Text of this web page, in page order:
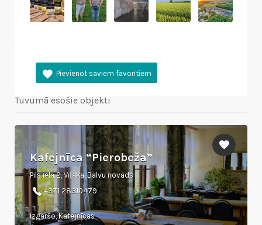
Tuvumā esošie objekti
Kafejnīca “Pierobeža”
Pils iela 2, Viļaka, Balvu novads
+371 28310479
Izgaršo, Kafejnīcas